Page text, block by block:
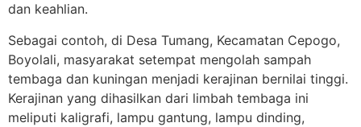
dan keahlian.
Sebagai contoh, di Desa Tumang, Kecamatan Cepogo,
Boyolali, masyarakat setempat mengolah sampah
tembaga dan kuningan menjadi kerajinan bernilai tinggi.
Kerajinan yang dihasilkan dari limbah tembaga ini
meliputi kaligrafi, lampu gantung, lampu dinding,